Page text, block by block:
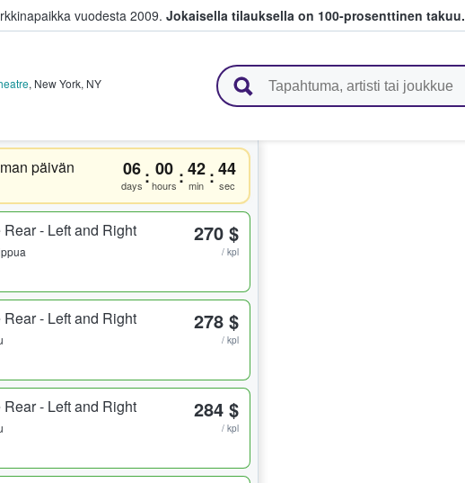
vuodesta 2009. Jokaisella tilauksella on 100-prosenttinen takuu.
ja myyvät lippuja
, New York, NY
päivän
06
days : 00
hours :42
min :44
sec
- Left and Right 270 $
/ kpl
- Left and Right 278 $
/ kpl
- Left and Right 284 $
/ kpl